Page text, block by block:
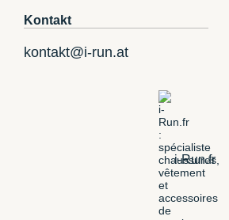
Kontakt
kontakt@i-run.at
i-Run.fr